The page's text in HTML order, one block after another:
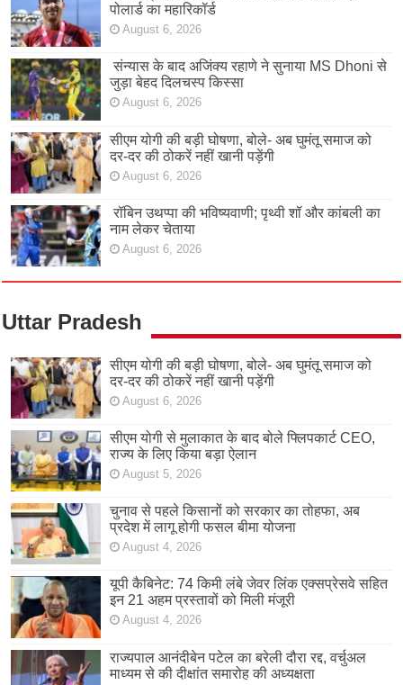
पोलार्ड का महारिकॉर्ड
August 6, 2026
संन्यास के बाद अजिंक्‍य रहाणे ने सुनाया MS Dhoni से
जुड़ा बेहद दिलचस्प किस्सा
August 6, 2026
सीएम योगी की बड़ी घोषणा, बोले- अब घुमंतू समाज को
दर-दर की ठोकरें नहीं खानी पड़ेंगी
August 6, 2026
रॉबिन उथप्पा की भविष्यवाणी; पृथ्वी शॉ और कांबली का
नाम लेकर चेताया
August 6, 2026
Uttar Pradesh
सीएम योगी की बड़ी घोषणा, बोले- अब घुमंतू समाज को
दर-दर की ठोकरें नहीं खानी पड़ेंगी
August 6, 2026
सीएम योगी से मुलाकात के बाद बोले फ्लिपकार्ट CEO,
राज्य के लिए किया बड़ा ऐलान
August 5, 2026
चुनाव से पहले किसानों को सरकार का तोहफा, अब
प्रदेश में लागू होगी फसल बीमा योजना
August 4, 2026
यूपी कैबिनेट: 74 किमी लंबे जेवर लिंक एक्सप्रेसवे सहित
इन 21 अहम प्रस्तावों को मिली मंजूरी
August 4, 2026
राज्यपाल आनंदीबेन पटेल का बरेली दौरा रद्द, वर्चुअल
माध्यम से की दीक्षांत समारोह की अध्यक्षता